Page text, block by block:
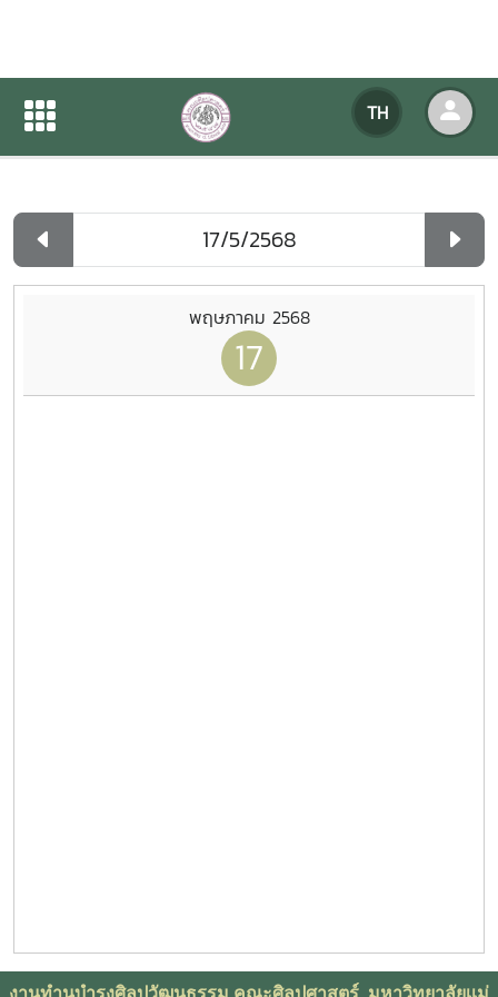
TH
ปฏิทินกิจกรรมของหน่วยงาน
ปฏิทินกิจกรรมของหน่วยงาน
พฤษภาคม 2568
17
งานทำนุบำรุงศิลปวัฒนธรรม คณะศิลปศาสตร์ มหาวิทยาลัยเเม่